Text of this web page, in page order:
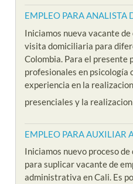
EMPLEO PARA
Iniciamos nueva vacante
visita domiciliaria para
Colombia. Para el presente
profesionales en psicología
experiencia en la
presenciales y la realizacion
EMPLEO PARA AUXILIAR
Iniciamos nuevo proceso
para suplicar vacante de
administrativa en Cali. Es